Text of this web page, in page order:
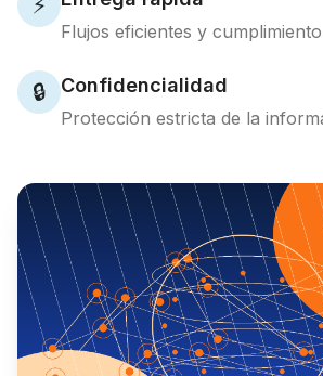
⚡
Flujos eficientes y
🔒 Confidencialidad
Protección estricta de la